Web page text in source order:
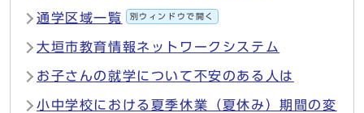
通学区域一覧 別ウィンドウで開く
大垣市教育情報ネットワークシステム
お子さんの就学について不安のある人は
小中学校における夏季休業（夏休み）期間の変